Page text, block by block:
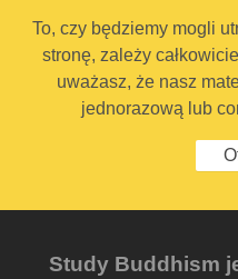
To, czy będziemy mogli
stronę, zależy
uważasz, że nasz
jednorazową lub
Study Buddhism